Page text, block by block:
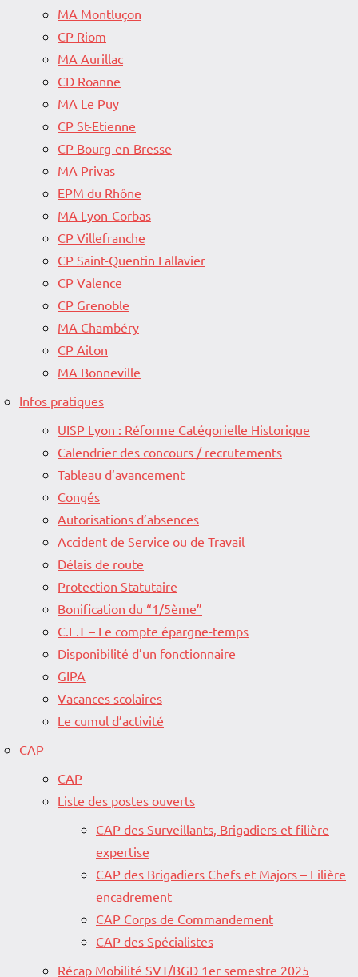
MA Montluçon
CP Riom
MA Aurillac
CD Roanne
MA Le Puy
CP St-Etienne
CP Bourg-en-Bresse
MA Privas
EPM du Rhône
MA Lyon-Corbas
CP Villefranche
CP Saint-Quentin Fallavier
CP Valence
CP Grenoble
MA Chambéry
CP Aiton
MA Bonneville
Infos pratiques
UISP Lyon : Réforme Catégorielle Historique
Calendrier des concours / recrutements
Tableau d’avancement
Congés
Autorisations d’absences
Accident de Service ou de Travail
Délais de route
Protection Statutaire
Bonification du “1/5ème”
C.E.T – Le compte épargne-temps
Disponibilité d’un fonctionnaire
GIPA
Vacances scolaires
Le cumul d’activité
CAP
CAP
Liste des postes ouverts
CAP des Surveillants, Brigadiers et filière
expertise
CAP des Brigadiers Chefs et Majors – Filière
encadrement
CAP Corps de Commandement
CAP des Spécialistes
Récap Mobilité SVT/BGD 1er semestre 2025